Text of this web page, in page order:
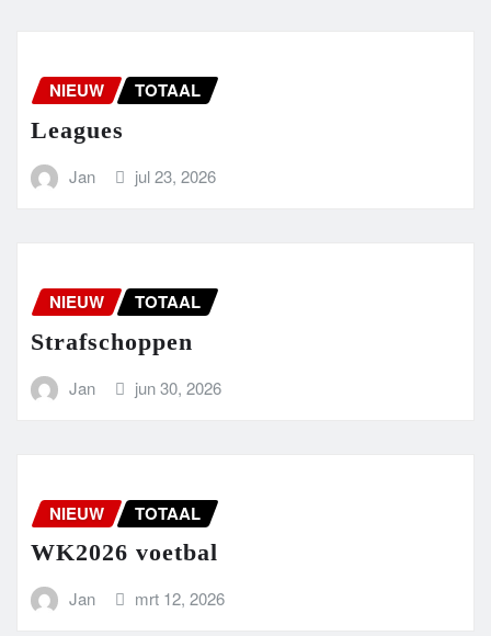
NIEUW TOTAAL
Leagues
Jan jul 23, 2026
NIEUW TOTAAL
Strafschoppen
Jan jun 30, 2026
NIEUW TOTAAL
WK2026 voetbal
Jan mrt 12, 2026